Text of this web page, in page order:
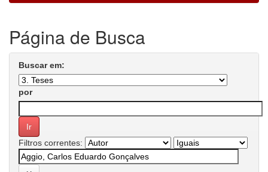
Página de Busca
Buscar em:
por
Filtros correntes: